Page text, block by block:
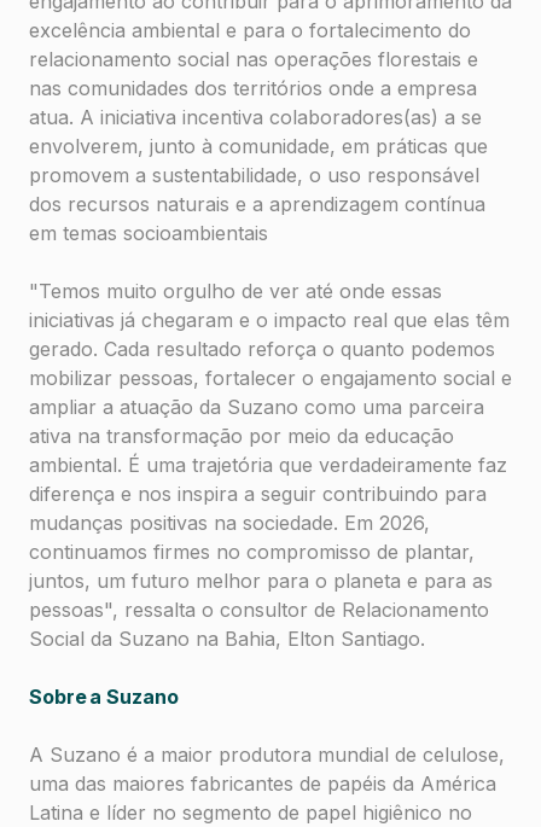
excelência ambiental e para o fortalecimento do
relacionamento social nas operações florestais e
nas comunidades dos territórios onde a empresa
atua. A iniciativa incentiva colaboradores(as) a se
envolverem, junto à comunidade, em práticas que
promovem a sustentabilidade, o uso responsável
dos recursos naturais e a aprendizagem contínua
em temas socioambientais
"Temos muito orgulho de ver até onde essas
iniciativas já chegaram e o impacto real que elas têm
gerado. Cada resultado reforça o quanto podemos
mobilizar pessoas, fortalecer o engajamento social e
ampliar a atuação da Suzano como uma parceira
ativa na transformação por meio da educação
ambiental. É uma trajetória que verdadeiramente faz
diferença e nos inspira a seguir contribuindo para
mudanças positivas na sociedade. Em 2026,
continuamos firmes no compromisso de plantar,
juntos, um futuro melhor para o planeta e para as
pessoas", ressalta o consultor de Relacionamento
Social da Suzano na Bahia, Elton Santiago.
Sobre a Suzano
A Suzano é a maior produtora mundial de celulose,
uma das maiores fabricantes de papéis da América
Latina e líder no segmento de papel higiênico no